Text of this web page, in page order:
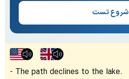
شروع تست
The path declines to the lake.